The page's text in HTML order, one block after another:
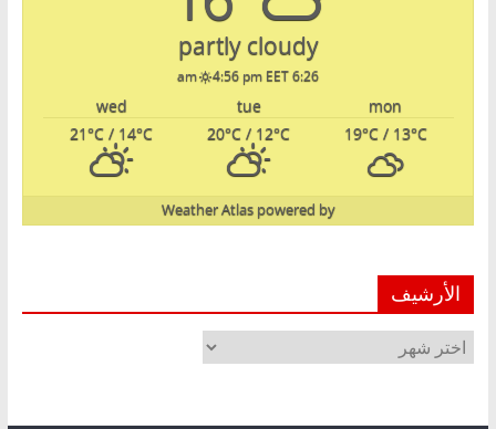
partly cloudy
6:26 am
4:56 pm EET
mon
tue
wed
19°C/ 13°C
20°C / 12°C
21°C / 14°C
powered by
Weather Atlas
الأرشيف
الأرشيف